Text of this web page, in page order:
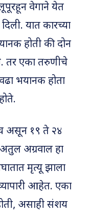
वेगाने येत
यात कारच्या
होती की दोन
तर एका तरुणीचे
भयानक होता
असून १९ ते २४
अग्रवाल हा
मृत्यू झाला
आहेत. एका
असाही संशय